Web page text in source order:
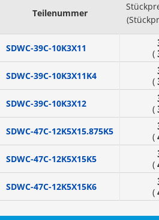
Teilenummer
SDWC-39C-10K3X11 (
SDWC-39C-10K3X11K4 (
SDWC-39C-10K3X12 (
SDWC-47C-12K5X15.875K5 (
SDWC-47C-12K5X15K5 (
SDWC-47C-12K5X15K6 (